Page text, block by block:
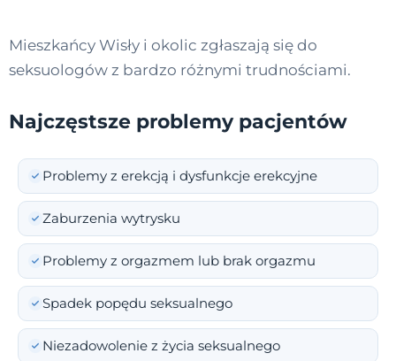
Mieszkańcy Wisły i okolic zgłaszają się do
seksuologów z bardzo różnymi trudnościami.
Najczęstsze problemy pacjentów
Problemy z erekcją i dysfunkcje erekcyjne
Zaburzenia wytrysku
Problemy z orgazmem lub brak orgazmu
Spadek popędu seksualnego
Niezadowolenie z życia seksualnego